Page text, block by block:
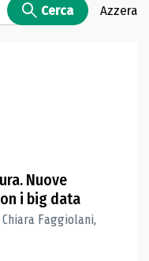
Cerca Azzera
Nuove
i big data
Faggiolani,